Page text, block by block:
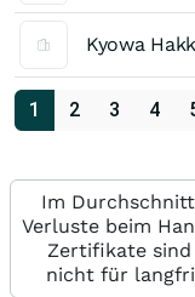
1 2 3 4
Im
Verluste beim
Zertifikate
nicht für